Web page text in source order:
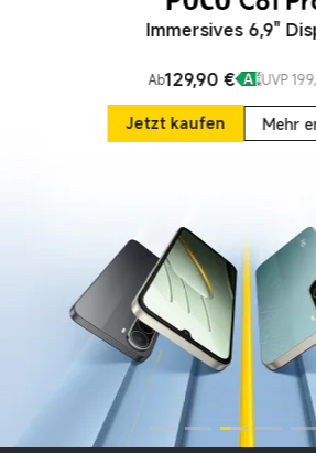
Immersives 6,9"
Ab129,90 € Current
UVP
UVP
Jetzt kaufen Mehr